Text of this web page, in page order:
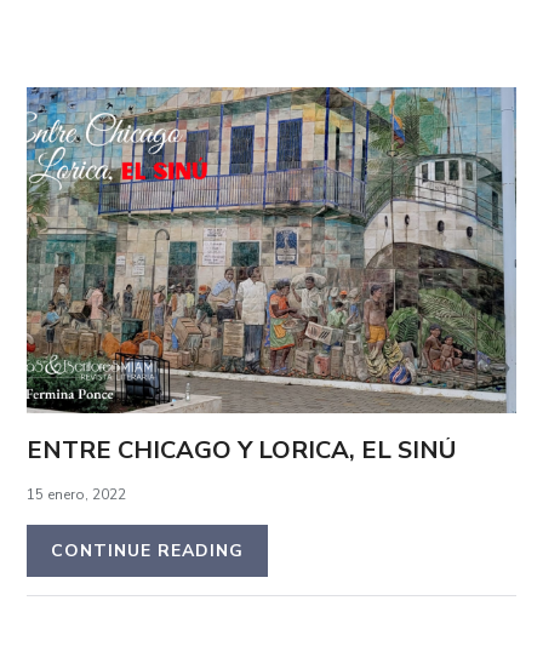
ENTRE CHICAGO Y LORICA, EL SINÚ
15 enero, 2022
CONTINUE READING